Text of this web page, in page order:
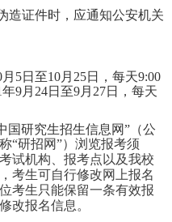
造证件时，应通知公安机关
月 5日至10月 25日，每天9:00
年9月 24日至9月 27日，每天
国研究生招生信息网”（公
“研招网”）浏览报考须
试机构、报考点以及我校
考生可自行修改网上报名
考生只能保留一条有效报
改报名信息。